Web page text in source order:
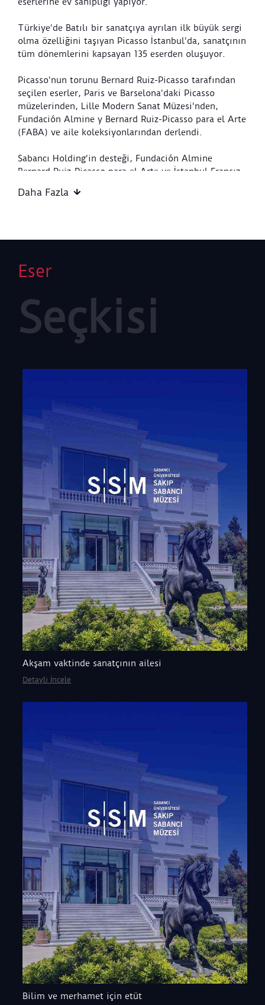
Türkiye'de Batılı bir sanatçıya ayrılan ilk büyük sergi
olma özelliğini taşıyan Picasso İstanbul'da, sanatçının
tüm dönemlerini kapsayan 135 eserden oluşuyor.
Picasso'nun torunu Bernard Ruiz-Picasso tarafından
seçilen eserler, Paris ve Barselona'daki Picasso
müzelerinden, Lille Modern Sanat Müzesi'nden,
Fundación Almine y Bernard Ruiz-Picasso para el Arte
(FABA) ve aile koleksiyonlarından derlendi.
Sabancı Holding'in desteği, Fundación Almine
Bernard Ruiz-Picasso para el Arte ve İstanbul Fransız
sanatçının çalıştığı stüdyoların ve yakın çevresindeki
Daha Fazla
Eser
Seçkisi
Akşam vaktinde sanatçının ailesi
Detaylı İncele
Bilim ve merhamet için etüt